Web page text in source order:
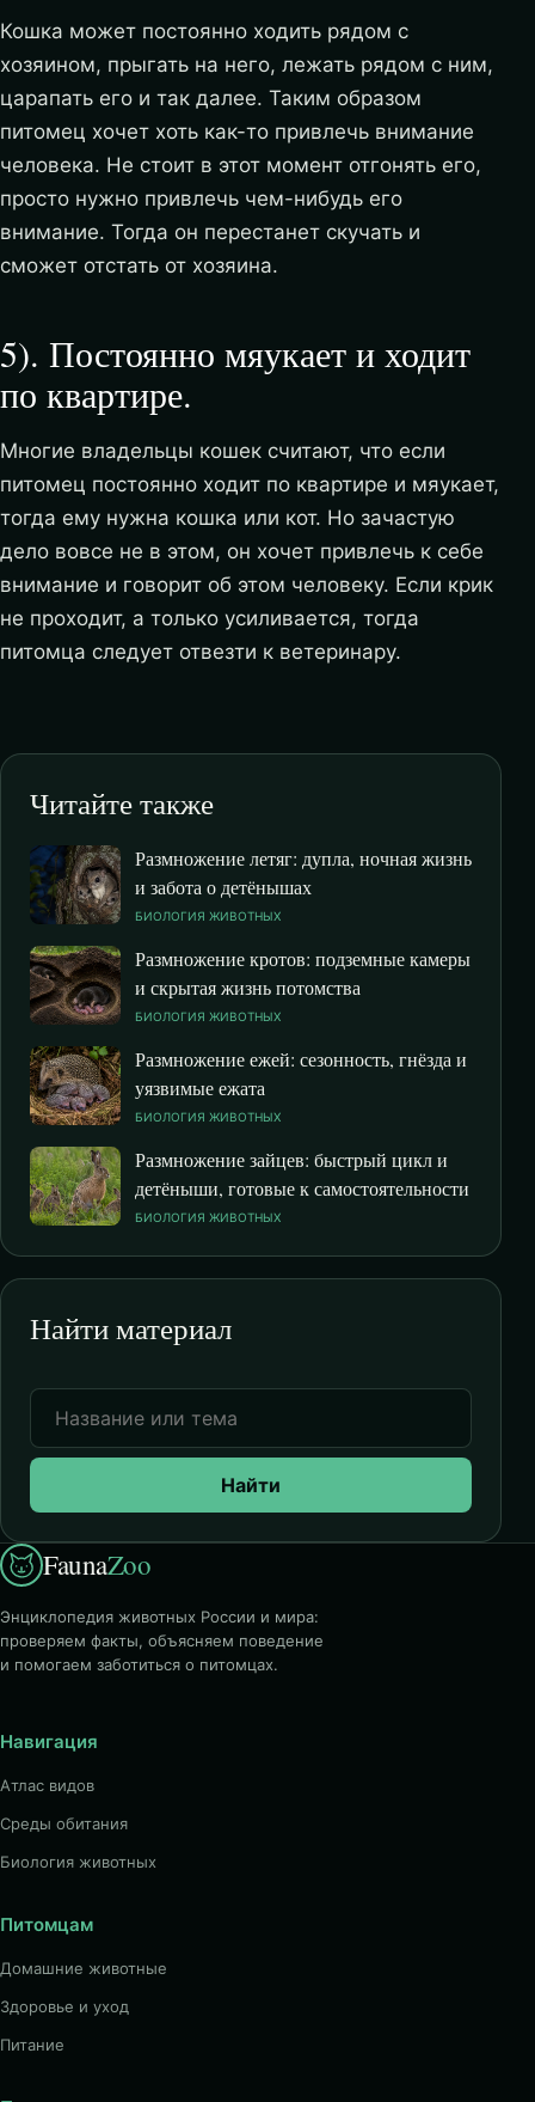
Кошка может постоянно ходить рядом с
хозяином, прыгать на него, лежать рядом с ним,
царапать его и так далее. Таким образом
питомец хочет хоть как-то привлечь внимание
человека. Не стоит в этот момент отгонять его,
просто нужно привлечь чем-нибудь его
внимание. Тогда он перестанет скучать и
сможет отстать от хозяина.
5). Постоянно мяукает и ходит
по квартире.
Многие владельцы кошек считают, что если
питомец постоянно ходит по квартире и мяукает,
тогда ему нужна кошка или кот. Но зачастую
дело вовсе не в этом, он хочет привлечь к себе
внимание и говорит об этом человеку. Если крик
не проходит, а только усиливается, тогда
питомца следует отвезти к ветеринару.
Читайте также
Размножение летяг: дупла, ночная жизнь
и забота о детёнышах
БИОЛОГИЯ ЖИВОТНЫХ
Размножение кротов: подземные камеры
и скрытая жизнь потомства
БИОЛОГИЯ ЖИВОТНЫХ
Размножение ежей: сезонность, гнёзда и
уязвимые ежата
БИОЛОГИЯ ЖИВОТНЫХ
Размножение зайцев: быстрый цикл и
детёныши, готовые к самостоятельности
БИОЛОГИЯ ЖИВОТНЫХ
Найти материал
Найти
FaunaZoo
Энциклопедия животных России и мира:
проверяем факты, объясняем поведение
и помогаем заботиться о питомцах.
Навигация
Атлас видов
Среды обитания
Биология животных
Питомцам
Домашние животные
Здоровье и уход
Питание